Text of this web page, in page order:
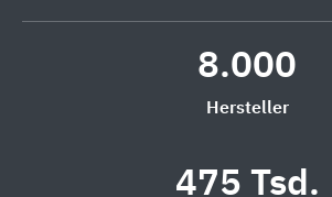
8.000
Hersteller
475 Tsd.